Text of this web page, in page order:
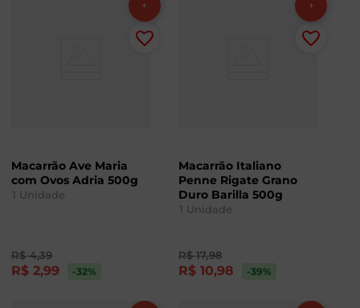
Macarrão Ave Maria
com Ovos Adria 500g
1 Unidade
R$ 4,39
R$ 2,99 -32%
Macarrão Italiano
Penne Rigate Grano
Duro Barilla 500g
1 Unidade
R$ 17,98
R$ 10,98 -39%